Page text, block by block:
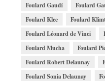
Foulard Gaudí
Foulard
Foulard Klee
Foulard
Foulard Léonard de Vinci
Foulard Mucha
Foulard
Foulard Robert Delaunay
Foulard Sonia Delaunay